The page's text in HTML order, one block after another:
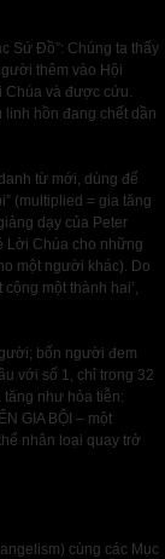
Sứ Đồ”: Chúng ta thấy
thêm vào Hội
Chúa và được cứu.
hồn đang chết dần
từ mới, dùng để
(multiplied = gia tăng
dạy của Peter
Lời Chúa cho những
một người khác). Do
một thành hai’,
bốn người đem
với số 1, chỉ trong 32
như hỏa tiễn:
GIA BỘI – một
nhân loại quay trở
cùng các Mục